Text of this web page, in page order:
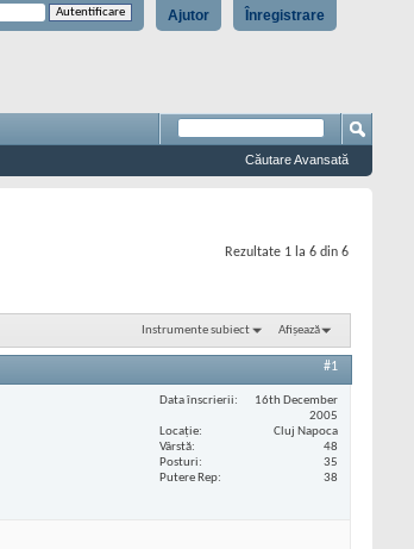
Înregistrare
Ajutor
Căutare Avansată
Rezultate 1 la 6 din 6
Instrumente subiect Afișează
#1
Data înscrierii
16th December
2005
Locaţie
Cluj Napoca
Vârstă
48
Posturi
35
Putere Rep
38